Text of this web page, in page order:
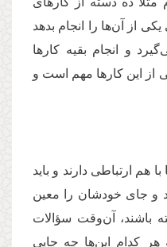
از آن‌ها را انجام بدهد
و انجام بقیه کارها
از این‌ کارها مهم است و
با هم ارتباطی دارند و باید
و جای خودشان را معین
باشند، آن‌وقت سؤالات
کدام این‌ها چه جایی